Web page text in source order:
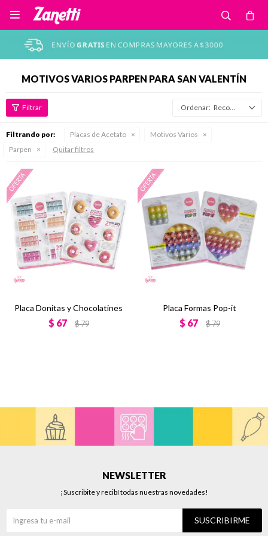

MOTIVOS VARIOS PARPEN PARA SAN VALENTÍN
Recomendados
Filtrando por: Placas de Acetato
Motivos Varios
Parpen
Quitar filtros
Placa Donitas y Chocolatines
$ 67 $79
Placa Formas Pop-it
$ 67 $79
NEWSLETTER
¡Suscribite y recibí todas nuestras novedades!
SUSCRIBIRME